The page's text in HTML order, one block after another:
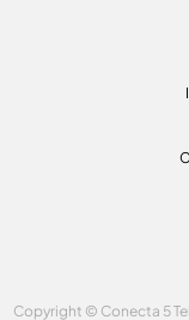
Copyright © Conecta 5